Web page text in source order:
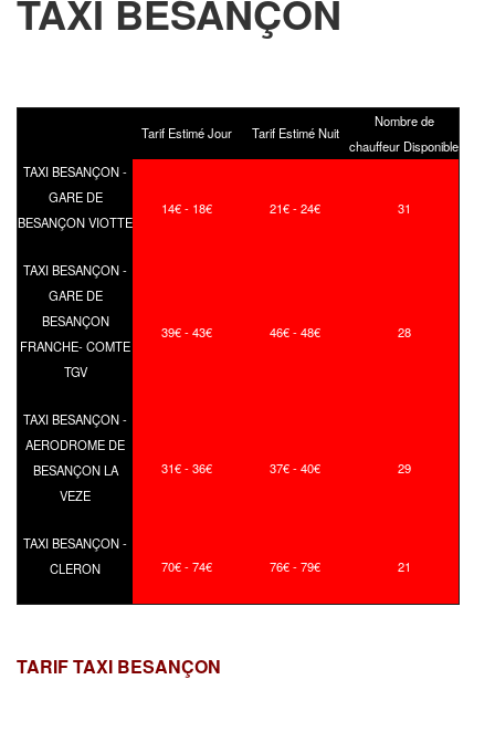
TAXI BESANÇON
Tarif Estimé Jour Tarif Estimé Nuit
Nombre de
chauffeur Disponible
TAXI BESANÇON -
GARE DE
BESANÇON VIOTTE
14€ - 18€ 21€ - 24€ 31
TAXI BESANÇON -
GARE DE
BESANÇON
FRANCHE- COMTE
TGV
39€ - 43€ 46€ - 48€ 28
TAXI BESANÇON -
AERODROME DE
BESANÇON LA
VEZE
31€ - 36€ 37€ - 40€ 29
TAXI BESANÇON -
CLERON
70€ - 74€ 76€ - 79€ 21
TARIF TAXI BESANÇON